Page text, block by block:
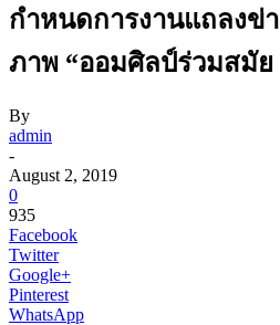
กำหนดการงานแถลงข่
ภาพ “ออมศิลป์ร่วมสมัย
By
admin
-
August 2, 2019
0
935
Facebook
Twitter
Google+
Pinterest
WhatsApp